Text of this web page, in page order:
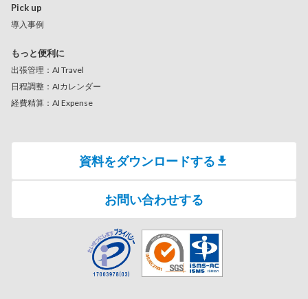
Pick up
導入事例
もっと便利に
出張管理：AI Travel
日程調整：AIカレンダー
経費精算：AI Expense
資料をダウンロードする
お問い合わせする